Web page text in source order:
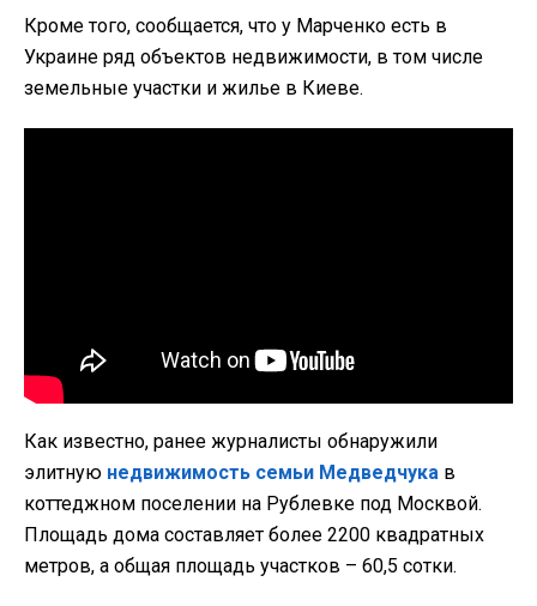
Кроме того, сообщается, что у Марченко есть в
Украине ряд объектов недвижимости, в том числе
земельные участки и жилье в Киеве.
Как известно, ранее журналисты обнаружили
элитную недвижимость семьи Медведчука в
коттеджном поселении на Рублевке под Москвой.
Площадь дома составляет более 2200 квадратных
метров, а общая площадь участков – 60,5 сотки.